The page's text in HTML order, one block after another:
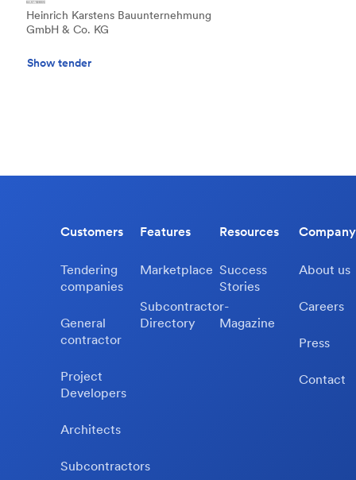
Heinrich Karstens Bauunternehmung
GmbH & Co. KG
Show tender
Customers
Tendering
companies
General
contractor
Project
Developers
Architects
Subcontractors
Features
Marketplace
Subcontractor-
Directory
Resources
Success
Stories
Magazine
Company
About us
Careers
Press
Contact